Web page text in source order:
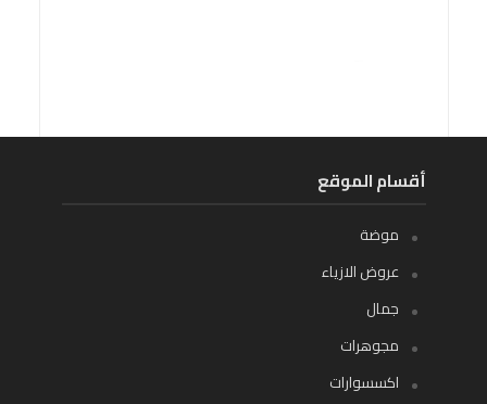
أقسام الموقع
موضة
عروض الازياء
جمال
مجوهرات
اكسسوارات